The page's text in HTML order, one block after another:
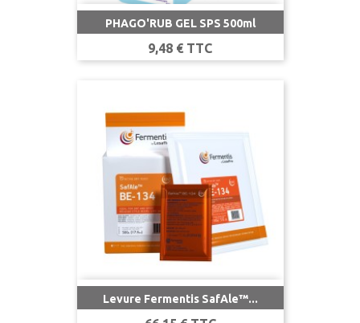
PHAGO'RUB GEL SPS 500ml
Prix
9,48 € TTC
Levure Fermentis SafAle™...